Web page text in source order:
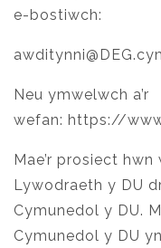
e-bostiwch:
Neu ymwelwch a’r
wefan: https://
Mae’r prosiect
Lywodraeth y DU
Cymunedol y DU.
Cymunedol y DU